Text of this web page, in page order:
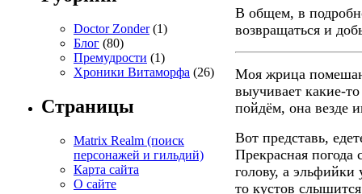
Doctor Zonder(1)
Блог (80)
Премудрости (1)
Хроники Витаморфа (26)
Страницы
Matrix Realm (поиск
персонажей и гильдий)
Карта сайта
О сайте
В общем, в
возвращаться и
Моя жрица
выучивает какие-
пойдём, она везде
Вот представь,
Прекрасная погода
голову, а
то кустов